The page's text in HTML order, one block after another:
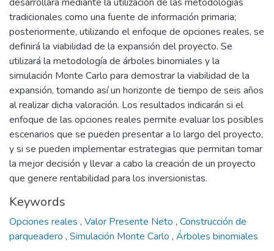
tradicionales como una fuente de información primaria;
posteriormente, utilizando el enfoque de opciones reales, se
definirá la viabilidad de la expansión del proyecto. Se
utilizará la metodología de árboles binomiales y la
simulación Monte Carlo para demostrar la viabilidad de la
expansión, tomando así un horizonte de tiempo de seis años
al realizar dicha valoración. Los resultados indicarán si el
enfoque de las opciones reales permite evaluar los posibles
escenarios que se pueden presentar a lo largo del proyecto,
y si se pueden implementar estrategias que permitan tomar
la mejor decisión y llevar a cabo la creación de un proyecto
que genere rentabilidad para los inversionistas.
Keywords
Opciones reales , Valor Presente Neto , Construcción de
parqueadero , Simulación Monte Carlo , Árboles binomiales